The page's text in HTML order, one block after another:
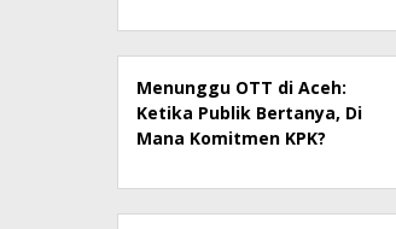
Menunggu OTT di Aceh:
Ketika Publik Bertanya, Di
Mana Komitmen KPK?